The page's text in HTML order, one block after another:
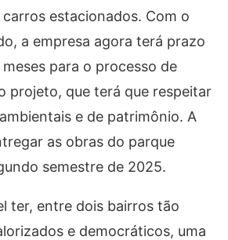
estacionados. Com o
a empresa agora terá prazo
para o processo de
projeto, que terá que respeitar
e de patrimônio. A
as obras do parque
semestre de 2025.
ter, entre dois bairros tão
e democráticos, uma